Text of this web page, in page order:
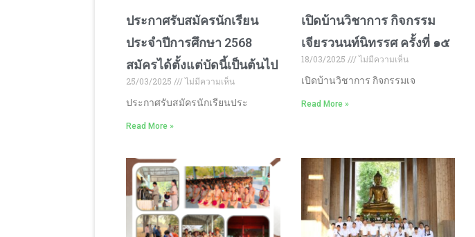
ประกาศรับสมัครนักเรียน
ประจำปีการศึกษา 2568
สมัครได้ตั้งแต่บัดนี้เป็นต้นไป
25/03/2025
ไม่มีความเห็น
ประกาศรับสมัครนักเรียนประ
Read More »
เปิดบ้านวิชาการ กิจกรรม
เจียรวนนท์นิทรรศ ครั้งที่ ๑๕
18/03/2025
ไม่มีความเห็น
เปิดบ้านวิชาการ กิจกรรมเจ
Read More »